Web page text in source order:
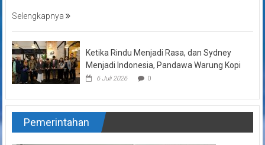
Selengkapnya
Ketika Rindu Menjadi Rasa, dan Sydney
Menjadi Indonesia, Pandawa Warung Kopi
6 Juli 2026 0
Pemerintahan